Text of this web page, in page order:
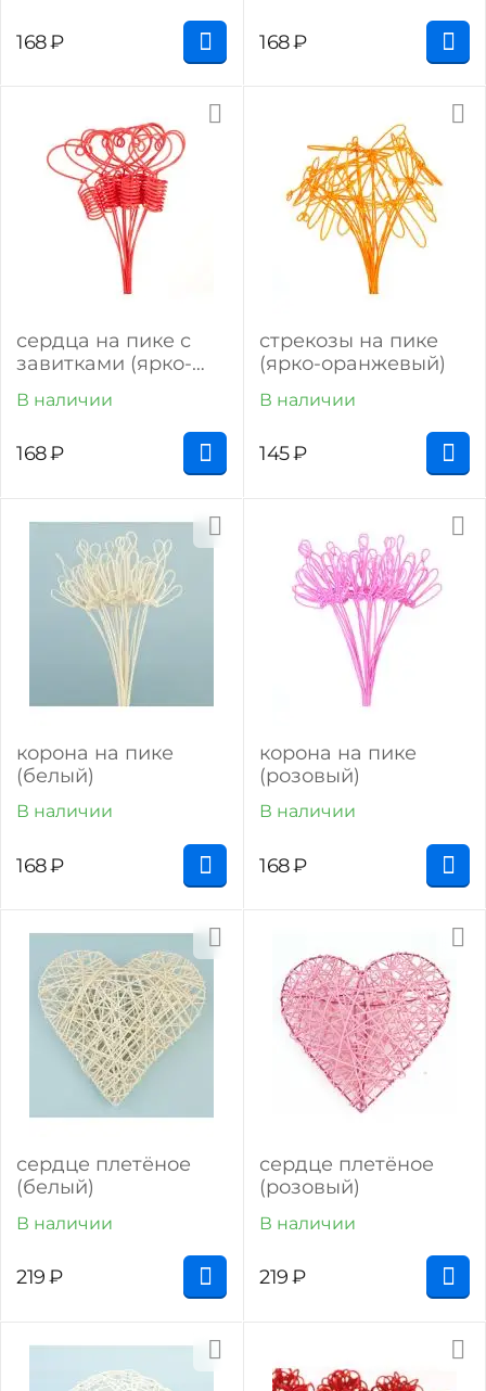
168₽ 168₽
сердца на пике с
завитками (ярко-
В наличии
168₽
стрекозы на пике
(ярко-оранжевый)
В наличии
145₽
корона на пике
(белый)
В наличии
168₽
корона на пике
(розовый)
В наличии
168₽
сердце плетёное
(белый)
В наличии
219₽
сердце плетёное
(розовый)
В наличии
219₽